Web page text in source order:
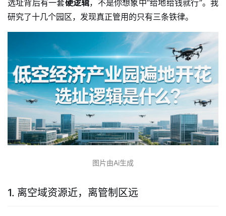
选址背后有一套硬逻辑，不是你想象中“给地给钱就行”。我
研究了十几个园区，发现真正管用的只有三条铁律。
图片由Ai生成
1. 离空域资源近，离管制区远